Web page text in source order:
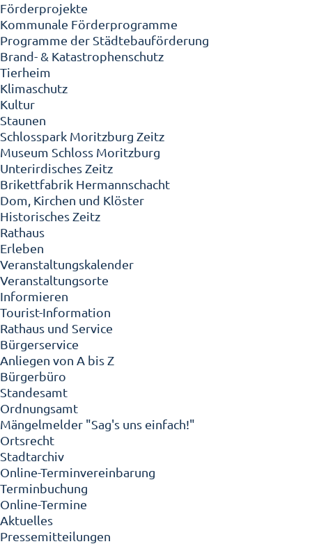
Förderprojekte
Kommunale Förderprogramme
Programme der Städtebauförderung
Brand- & Katastrophenschutz
Tierheim
Klimaschutz
Kultur
Staunen
Schlosspark Moritzburg Zeitz
Museum Schloss Moritzburg
Unterirdisches Zeitz
Brikettfabrik Hermannschacht
Dom, Kirchen und Klöster
Historisches Zeitz
Rathaus
Erleben
Veranstaltungskalender
Veranstaltungsorte
Informieren
Tourist-Information
Rathaus und Service
Bürgerservice
Anliegen von A bis Z
Bürgerbüro
Standesamt
Ordnungsamt
Mängelmelder "Sag's uns einfach!"
Ortsrecht
Stadtarchiv
Online-Terminvereinbarung
Terminbuchung
Online-Termine
Aktuelles
Pressemitteilungen